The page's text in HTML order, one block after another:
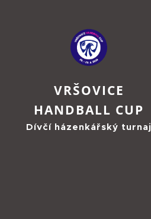
VRŠOVICE
HANDBALL CUP
Dívčí házenkářský turnaj